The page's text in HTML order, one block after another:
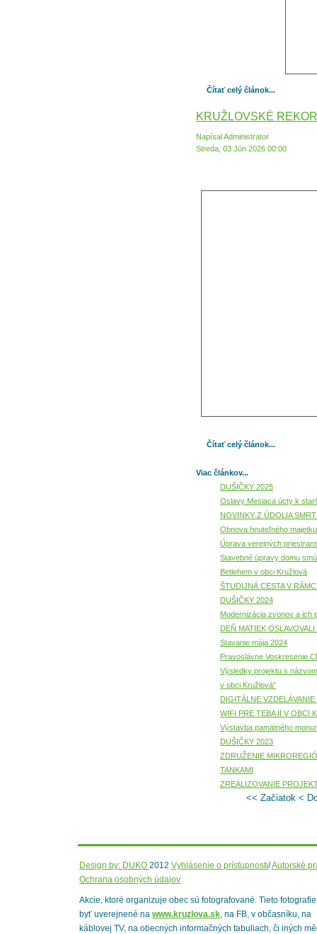
Čítať celý článok...
KRUŽLOVSKÉ
Napísal Administrator
Streda, 03 Jún 2026 00:00
Čítať celý článok...
Viac článkov...
DUŠIČKY 2025
Oslavy Mesiaca úcty k
NOVINKY Z ÚDOLIA
Obnova hnuteľného
Úprava verejných
Stavebné úpravy domu
Betlehem v obci Kružlová
ŠTUDIJNÁ CESTA V
DUŠIČKY 2024
Modernizácia zvonov a ich
DEŇ MATIEK
Stavanie mája 2024
Pravoslávne Voskresenie
Výsledky projektu s
v obci Kružlová”
DIGITÁLNE
WIFI PRE TEBA II V OBCI
Výstavba pamätného
DUŠIČKY 2023
ZDRUŽENIE
TANKAMI
ZREALIZOVANIE
<< Začiatok <
Design by: DUKO 2012 Vyhlásenie o prístupnosti/Autorské
Ochrana osobných údajov
Akcie, ktoré organizuje obec sú fotografované. Tieto
byť uverejnené na www.kruzlova.sk, na FB, v občasníku, na
káblovej TV, na obecných informačných tabuliach, či iných